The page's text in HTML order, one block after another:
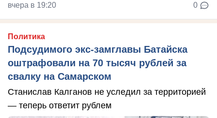
вчера в 19:20 0
Политика
Подсудимого экс-замглавы Батайска
оштрафовали на 70 тысяч рублей за
свалку на Самарском
Станислав Калганов не уследил за территорией
— теперь ответит рублем